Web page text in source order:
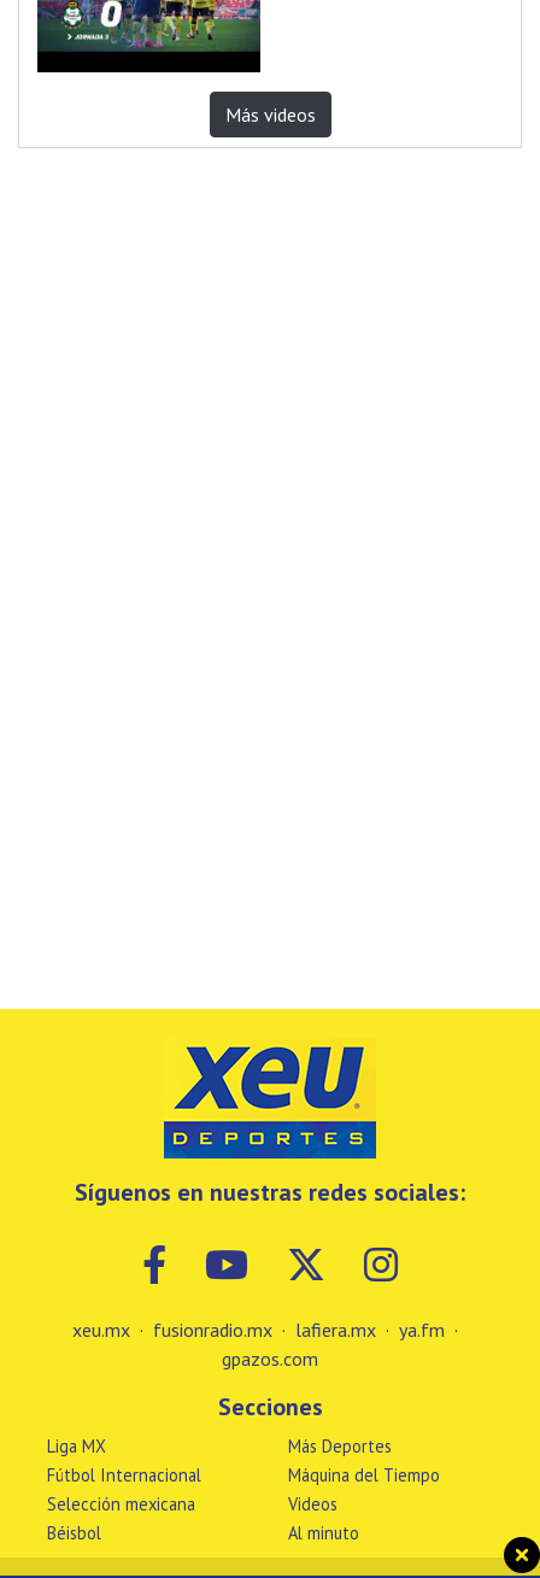
Más videos
Síguenos en nuestras redes sociales:
xeu.mx · fusionradio.mx · lafiera.mx · ya.fm ·
gpazos.com
Secciones
Liga MX
Fútbol Internacional
Selección mexicana
Béisbol
Más Deportes
Máquina del Tiempo
Videos
Al minuto